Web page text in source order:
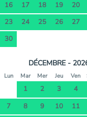
16
17 18 19 20
23
24 25 26 27
30
DÉCEMBRE -
Lun Mar Mer Jeu Ven
1 2 3 4
7
8 9 10 11